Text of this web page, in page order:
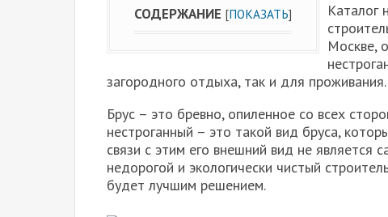
СОДЕРЖАНИЕ [ПОКАЗАТЬ]
Каталог
Москве,
загородного отдыха, так и для
Брус – это бревно, опиленное со всех
нестроганный – это такой вид бруса,
связи с этим его внешний вид не является
недорогой и экологически чистый
будет лучшим решением.